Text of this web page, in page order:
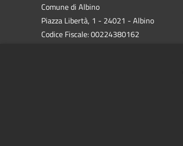
Comune di Albino
Piazza Libertà, 1 - 24021 - Albino
Codice Fiscale: 00224380162